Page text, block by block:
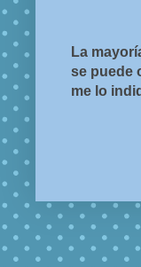
La
se puede
me lo